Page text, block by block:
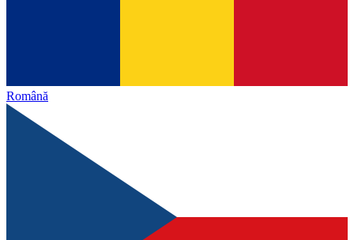
Română